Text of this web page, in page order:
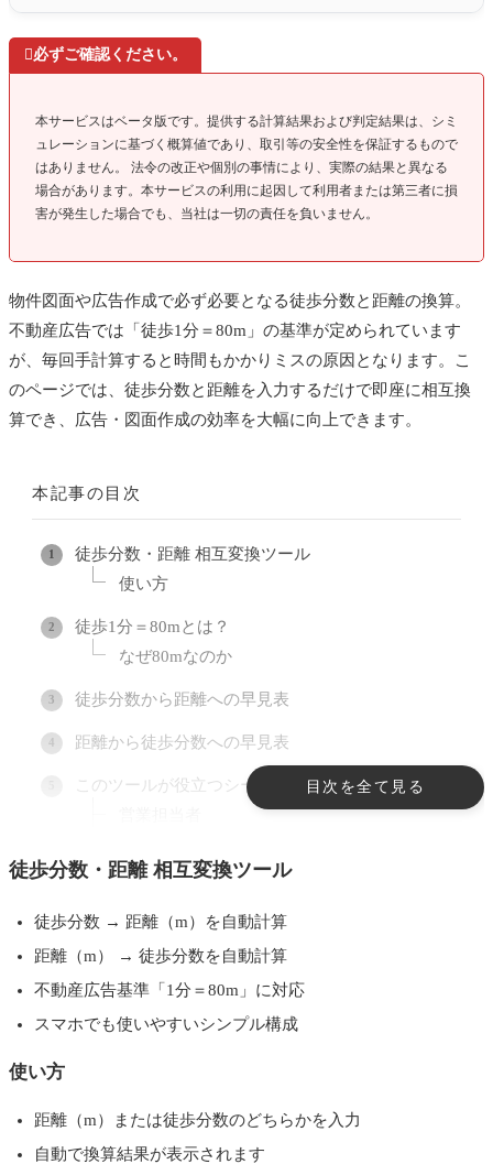
必ずご確認ください。
本サービスはベータ版です。提供する計算結果および判定結果は、シミ
ュレーションに基づく概算値であり、取引等の安全性を保証するもので
はありません。 法令の改正や個別の事情により、実際の結果と異なる
場合があります。本サービスの利用に起因して利用者または第三者に損
害が発生した場合でも、当社は一切の責任を負いません。
物件図面や広告作成で必ず必要となる徒歩分数と距離の換算。
不動産広告では「徒歩1分＝80m」の基準が定められています
が、毎回手計算すると時間もかかりミスの原因となります。こ
のページでは、徒歩分数と距離を入力するだけで即座に相互換
算でき、広告・図面作成の効率を大幅に向上できます。
本記事の目次
目次を全て見る
徒歩分数・距離 相互変換ツール
使い方
徒歩1分＝80mとは？
なぜ80mなのか
徒歩分数から距離への早見表
距離から徒歩分数への早見表
このツールが役立つシーン
事務担当者
徒歩分数計算の注意点
起点は駅の改札から
徒歩分数・距離 相互変換ツール
徒歩分数 → 距離（m）を自動計算
距離（m） → 徒歩分数を自動計算
不動産広告基準「1分＝80m」に対応
スマホでも使いやすいシンプル構成
使い方
距離（m）または徒歩分数のどちらかを入力
自動で換算結果が表示されます